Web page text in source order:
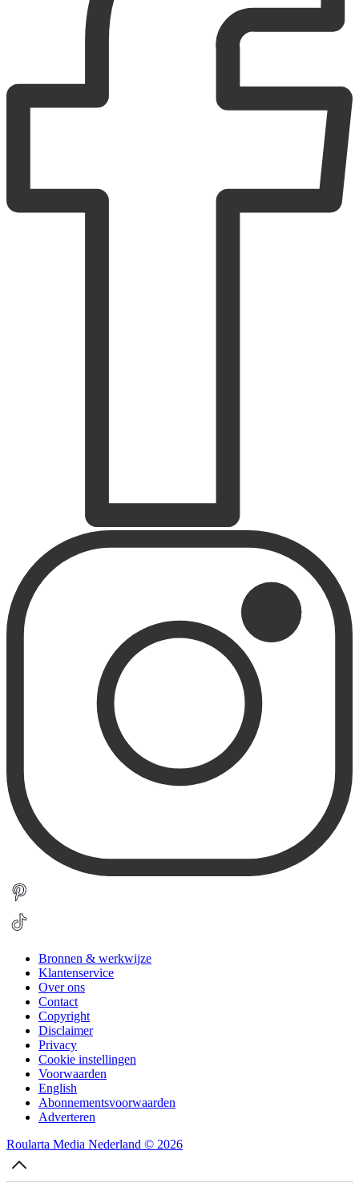
Bronnen & werkwijze
Klantenservice
Over ons
Contact
Copyright
Disclaimer
Privacy
Cookie instellingen
Voorwaarden
English
Abonnementsvoorwaarden
Adverteren
Roularta Media Nederland © 2026